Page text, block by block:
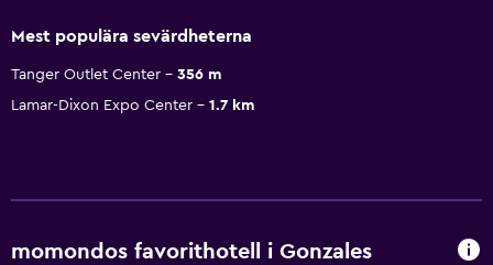
Mest populära sevärdheterna
Tanger Outlet Center
356 m
Lamar-Dixon Expo Center
1.7 km
momondos favorithotell i Gonzales